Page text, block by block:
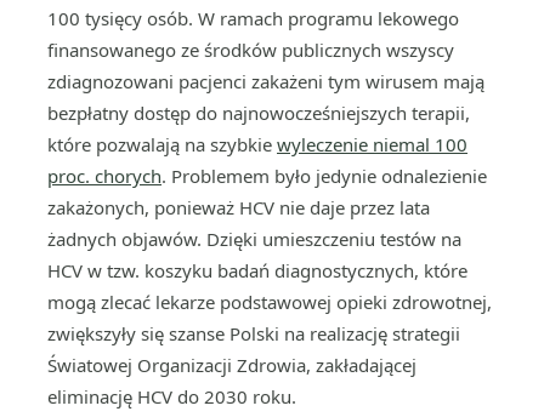
100 tysięcy osób. W ramach programu lekowego
finansowanego ze środków publicznych wszyscy
zdiagnozowani pacjenci zakażeni tym wirusem mają
bezpłatny dostęp do najnowocześniejszych terapii,
które pozwalają na szybkie wyleczenie niemal 100
proc. chorych. Problemem było jedynie odnalezienie
zakażonych, ponieważ HCV nie daje przez lata
żadnych objawów. Dzięki umieszczeniu testów na
HCV w tzw. koszyku badań diagnostycznych, które
mogą zlecać lekarze podstawowej opieki zdrowotnej,
zwiększyły się szanse Polski na realizację strategii
Światowej Organizacji Zdrowia, zakładającej
eliminację HCV do 2030 roku.